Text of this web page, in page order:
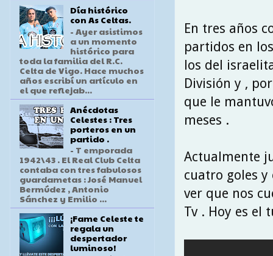
En tres años
partidos en
los del
División y ,
que le
meses .
Actualmente
cuatro goles y
ver que nos
Tv . Hoy es el
Día histórico
con As Celtas.
- Ayer asistimos
a un momento
histórico para
toda la familia del R.C.
Celta de Vigo. Hace muchos
años escribí un artículo en
el que reflejab...
Anécdotas
Celestes : Tres
porteros en un
partido .
- T emporada
1942\43 . El Real Club Celta
contaba con tres fabulosos
guardametas : José Manuel
Bermúdez , Antonio
Sánchez y Emilio ...
¡Fame Celeste te
regala un
despertador
luminoso!